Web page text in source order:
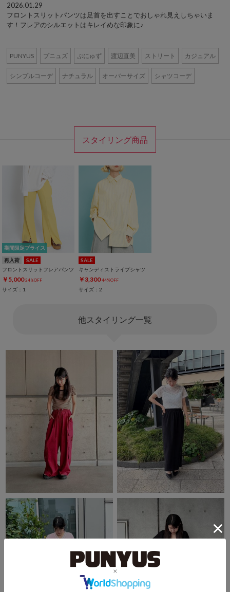
2026.01.29
フロントスリットパンツは足首を出すことでおしゃれ見えしちゃいま
す！フレアのシルエットはキレイめな印象に♪
PUNYUS プニュズ ぷにゅず 渡辺直美 ストリート カジュアル
シンプルコーデ ナチュラル オーバーサイズ シャツコーデ
スタイリング商品
期間限定プライス
再入荷
SALE
フロントスリットフレアパンツ
￥5,000 24%OFF
サイズ：1
SALE
キャンディストライプシャツ
￥3,300 44%OFF
サイズ：2
他スタイリング一覧